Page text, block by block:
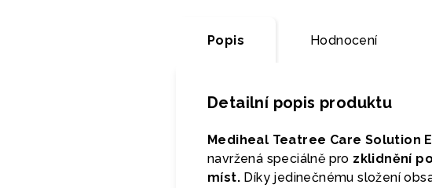
Popis Hodnocení
Detailní popis produktu
Mediheal Teatree Care Solution
navržená speciálně pro zklidnění
míst. Díky jedinečnému složení